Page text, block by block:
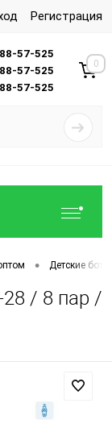
Регистрация
57-525
57-525
57-525
0
• Детские
28 / 8 пар /